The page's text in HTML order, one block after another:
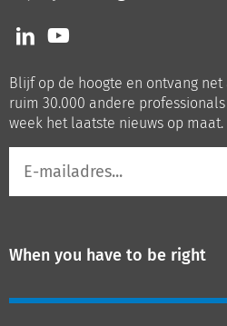
Volg
ons
LinkedIn
Volg
ons
Youtube
Blijf op de hoogte en ontvang net
ruim 30.000 andere
week het laatste nieuws op maat.
mailadres
When you have to be right